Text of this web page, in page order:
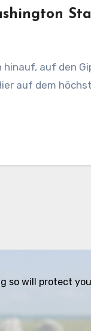
auf den
auf dem
so will protect